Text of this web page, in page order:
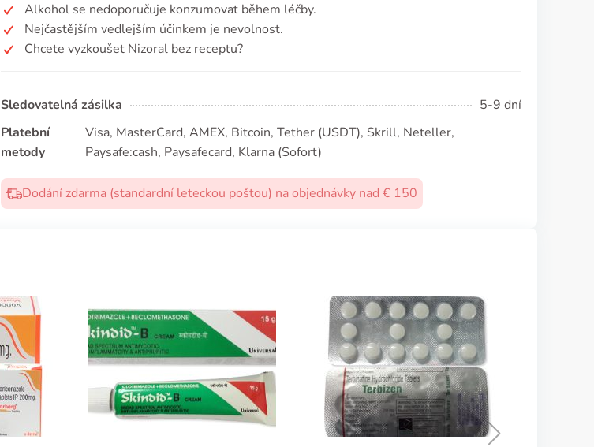
Alkohol se nedoporučuje konzumovat během léčby.
Nejčastějším vedlejším účinkem je nevolnost.
Chcete vyzkoušet Nizoral bez receptu?
Sledovatelná zásilka
5-9 dní
Platební
metody
Visa, MasterCard, AMEX, Bitcoin, Tether (USDТ), Skrill, Neteller,
Paysafe:cash, Paysafecard, Klarna (Sofort)
Dodání zdarma (standardní leteckou poštou) na objednávky nad € 150
Klotrimazol
KOUPIT